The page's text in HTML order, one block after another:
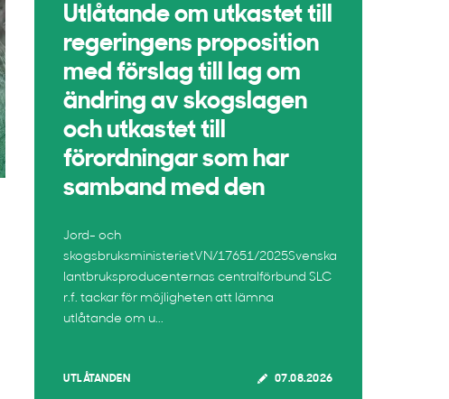
Utlåtande om utkastet till
regeringens proposition
med förslag till lag om
ändring av skogslagen
och utkastet till
förordningar som har
samband med den
Jord- och
skogsbruksministerietVN/17651/2025Svenska
lantbruksproducenternas centralförbund SLC
r.f. tackar för möjligheten att lämna
utlåtande om u...
UTLÅTANDEN 07.08.2026